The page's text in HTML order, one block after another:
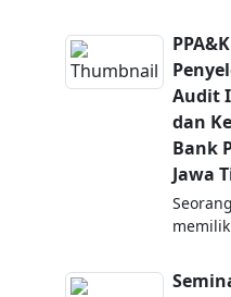
Audit
dan
Bank
Jawa